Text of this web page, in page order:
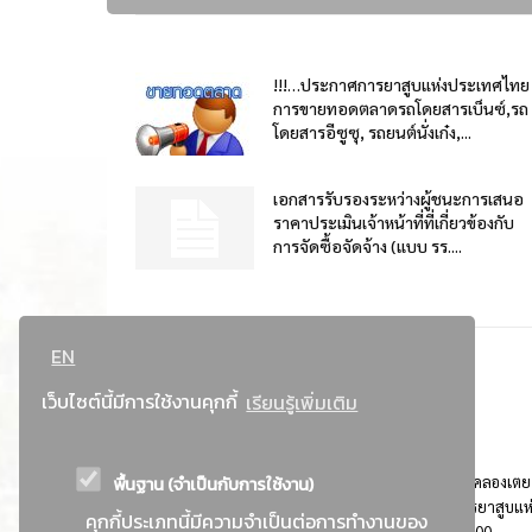
EN
เว็บไซต์นี้มีการใช้งานคุกกี้ เรียนรู้เพิ่มเติม
พื้นฐาน (จำเป็นกับการใช้งาน)
คุกกี้ประเภทนี้มีความจำเป็นต่อการทำงานของ
!!!…ประกาศการยาสูบแห่งประเทศไทย
การขายทอดตลาดรถโดยสารเบ็นซ์,รถ
โดยสารอีซูซุ, รถยนต์นั่งเก๋ง,...
เอกสารรับรองระหว่างผู้ชนะการเสนอ
ราคาประเมินเจ้าหน้าที่ที่เกี่ยวข้องกับ
การจัดซื้อจัดจ้าง (แบบ รร....
ที่อยู่ : 184 ถนนพระรามที่ 4 แขวงคลองเตย เขตคลองเตย
กรุงเทพมหานคร 10110 ติดต่อประชาสัมพันธ์ การยาสูบแ